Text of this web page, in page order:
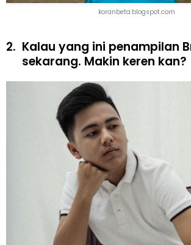
koranbeta.blogspot.com
2. Kalau yang ini penampilan
sekarang. Makin keren kan?